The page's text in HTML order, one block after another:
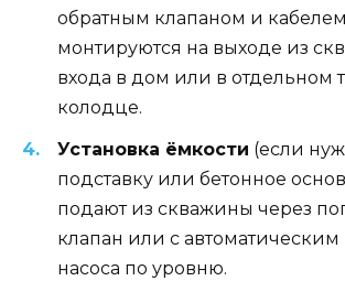
обратным клапаном и
монтируются на выходе из
входа в дом или в отдельном
колодце.
Установка ёмкости (если
подставку или бетонное
подают из скважины через
клапан или с
насоса по уровню.